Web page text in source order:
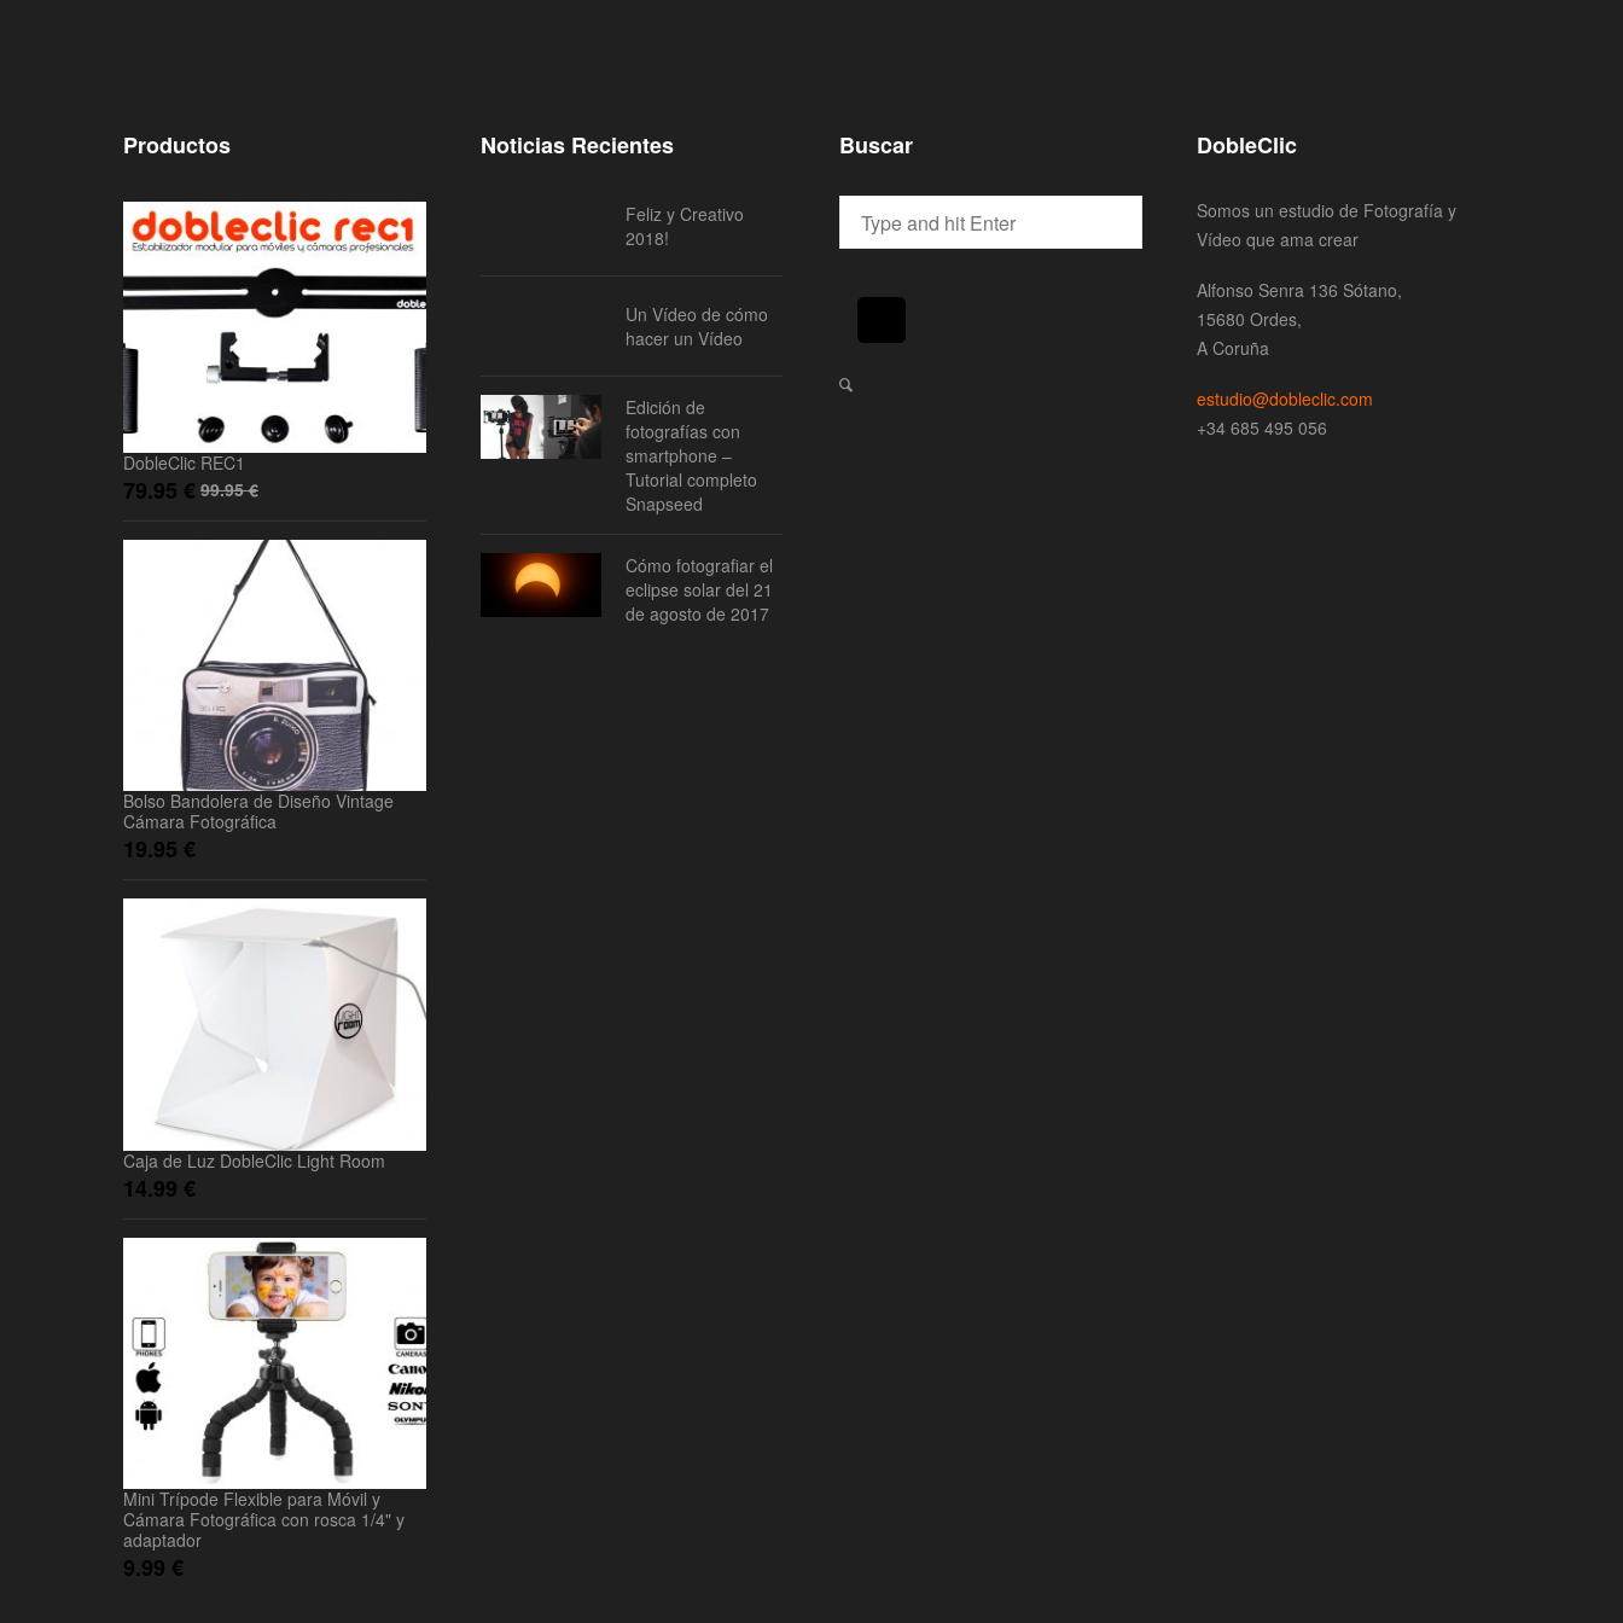
Productos
DobleClic REC1
99.95€
79.95 €
Bolso Bandolera de Diseño Vintage
Cámara Fotográfica
19.95 €
Caja de Luz DobleClic Light Room
14.99 €
Mini Trípode Flexible para Móvil y
Cámara Fotográfica con rosca 1/4" y
adaptador
9.99 €
Noticias Recientes
Feliz y Creativo
2018!
Un Vídeo de cómo
hacer un Vídeo
Edición de
fotografías con
smartphone –
Tutorial completo
Snapseed
Cómo fotografiar el
eclipse solar del 21
de agosto de 2017
Buscar DobleClic
Somos un estudio de Fotografía y
Vídeo que ama crear
Alfonso Senra 136 Sótano,
15680 Ordes,
A Coruña
estudio@dobleclic.com
+34 685 495 056